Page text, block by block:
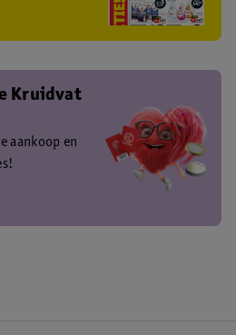
Kruidvat
aankoop en